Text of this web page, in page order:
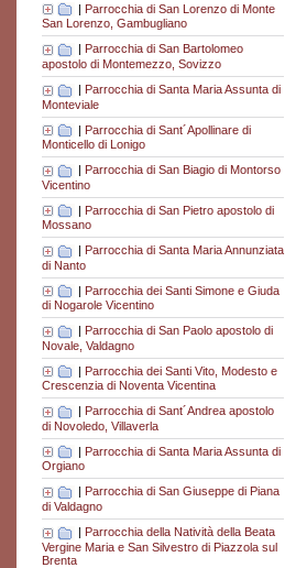
| Parrocchia di San Lorenzo di Monte
San Lorenzo, Gambugliano
Parrocchia di San Bartolomeo
apostolo di Montemezzo, Sovizzo
| Parrocchia di Santa Maria Assunta di
Monteviale
| Parrocchia di Sant´Apollinare di
Monticello di Lonigo
| Parrocchia di San Biagio di Montorso
Vicentino
| Parrocchia di San Pietro apostolo di
Mossano
| Parrocchia di Santa Maria Annunziata
di Nanto
| Parrocchia dei Santi Simone e Giuda
di Nogarole Vicentino
Parrocchia di San Paolo apostolo di
Novale, Valdagno
| Parrocchia dei Santi Vito, Modesto e
Crescenzia di Noventa Vicentina
Parrocchia di Sant´Andrea apostolo
di Novoledo, Villaverla
| Parrocchia di Santa Maria Assunta di
Orgiano
Parrocchia di San Giuseppe di Piana
di Valdagno
| Parrocchia della Natività della Beata
Vergine Maria e San Silvestro di Piazzola sul
Brenta